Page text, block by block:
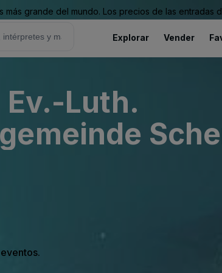
grande del mundo. Los precios de las
Explorar Vender
Luth.